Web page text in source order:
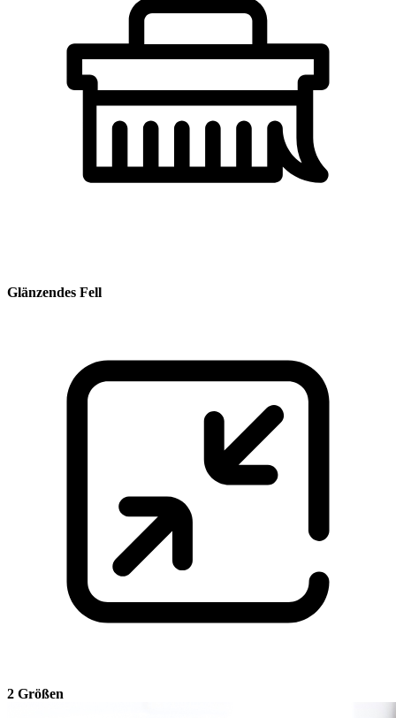
Glänzendes Fell
2 Größen